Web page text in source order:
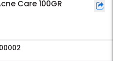
Care 100GR